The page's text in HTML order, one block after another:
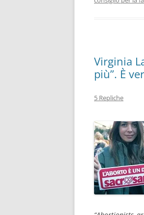
Virginia
più”. È
5 Repliche